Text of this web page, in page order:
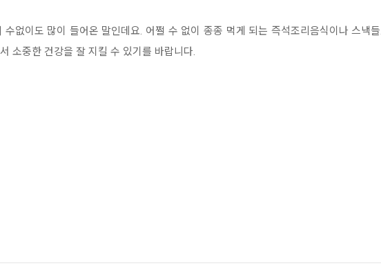
없이도 많이 들어온 말인데요. 어쩔 수 없이 종종 먹게 되는 즉석조리음식이나 스낵
소중한 건강을 잘 지킬 수 있기를 바랍니다.